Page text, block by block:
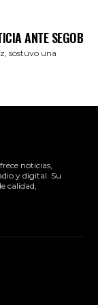
ANTE SEGOB
sostuvo una
noticias,
y digital. Su
calidad,